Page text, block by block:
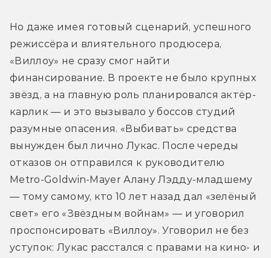
Но даже имея готовый сценарий, успешного
режиссёра и влиятельного продюсера,
«Виллоу» не сразу смог найти
финансирование. В проекте не было крупных
звёзд, а на главную роль планировался актёр-
карлик — и это вызывало у боссов студий
разумные опасения. «Выбивать» средства
вынужден был лично Лукас. После череды
отказов он отправился к руководителю
Metro-Goldwin-Mayer Алану Лэдду-младшему
— тому самому, кто 10 лет назад дал «зелёный
свет» его «Звёздным войнам» — и уговорил
проспонсировать «Виллоу». Уговорил не без
уступок: Лукас расстался с правами на кино- и